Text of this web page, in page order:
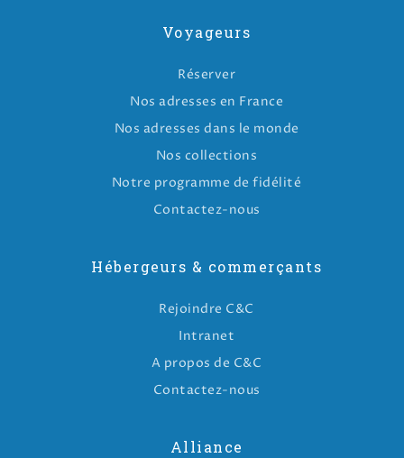
Voyageurs
Réserver
Nos adresses en France
Nos adresses dans le monde
Nos collections
Notre programme de fidélité
Contactez-nous
Hébergeurs & commerçants
Rejoindre C&C
Intranet
A propos de C&C
Contactez-nous
Alliance